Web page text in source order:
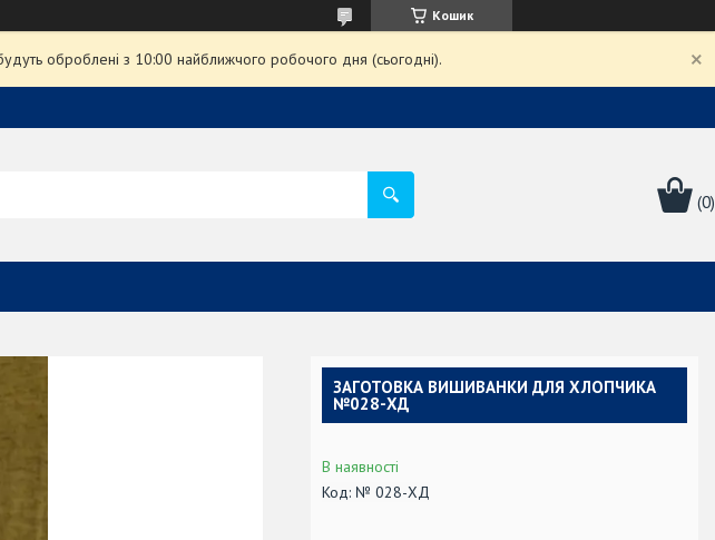
Кошик
оброблені з 10:00 найближчого робочого дня (сьогодні).
ЗАГОТОВКА ВИШИВАНКИ ДЛЯ ХЛОПЧИКА
№028-ХД
В наявності
Код: № 028-ХД